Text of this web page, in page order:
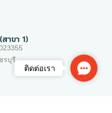
าขา 1)
รบุรี
Us
ติดต่อเรา